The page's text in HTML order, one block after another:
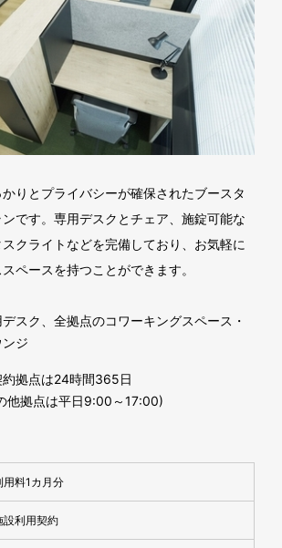
りとプライバシーが確保されたブースタ
です。専用デスクとチェア、施錠可能な
クライトなどを完備しており、お気軽に
ペースを持つことができます。
スク、全拠点のコワーキングスペース・
ジ
約拠点は24時間365日
他拠点は平日9:00～17:00)
用料1カ月分
設利用契約